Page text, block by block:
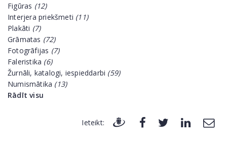
Figūras (12)
Interjera priekšmeti (11)
Plakāti (7)
Grāmatas (72)
Fotogrāfijas (7)
Faleristika (6)
Žurnāli, katalogi, iespieddarbi (59)
Numismātika (13)
Rādīt visu
Ieteikt: